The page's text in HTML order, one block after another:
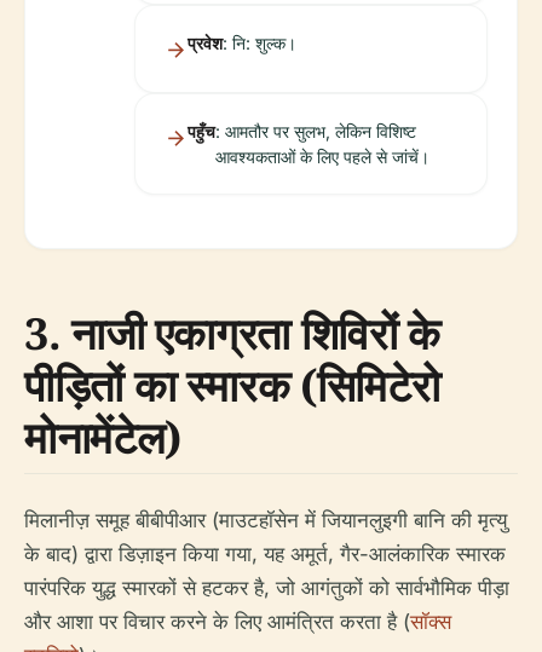
प्रवेश: नि: शुल्क।
पहुँच: आमतौर पर सुलभ, लेकिन विशिष्ट
आवश्यकताओं के लिए पहले से जांचें।
3. नाजी एकाग्रता शिविरों के
पीड़ितों का स्मारक (सिमिटेरो
मोनामेंटेल)
मिलानीज़ समूह बीबीपीआर (माउटहॉसेन में जियानलुइगी बानि की मृत्यु
के बाद) द्वारा डिज़ाइन किया गया, यह अमूर्त, गैर-आलंकारिक स्मारक
पारंपरिक युद्ध स्मारकों से हटकर है, जो आगंतुकों को सार्वभौमिक पीड़ा
और आशा पर विचार करने के लिए आमंत्रित करता है (सॉक्स